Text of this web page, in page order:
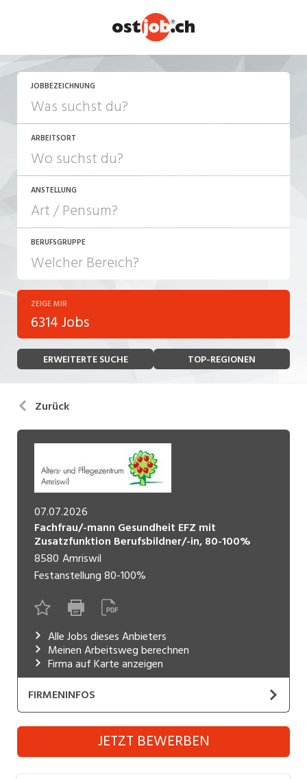
JOBBEZEICHNUNG
ARBEITSORT
ANSTELLUNG
JOB-TYP
Festanstellung
Temporär (befristet)
Freelance
Praktikum
Lehrstelle
Ferienjob
POSITION
Führungsposition
Management / Kader
BERUFSGRUPPE
Bank, Versicherung
Bau, Handwerk, Elektro
Bildung, Kunst, Design, Soziale Berufe, Sport
Einkauf, Logistik, Transport, Verkehr
Engineering, Technik, Architektur
Finanzen, Controlling, Treuhand, Recht
Gartenbau, Landwirtschaft, Forstwirtschaft
Gastronomie, Hotellerie, Tourismus,
Lebensmittel
Immobilien, Facility Management, Reinigung
Industrie, Maschinenbau, Anlagenbau,
Produktion
Informatik, Telekommunikation
Kaufm. Berufe, Kundendienst, Verwaltung
Körperpflege, Wellness
Marketing, Kommunikation, Medien, Druck
ZEIGE MIR
6314 Jobs
ERWEITERTE SUCHE TOP-REGIONEN
Zurück
07.07.2026
Fachfrau/-mann Gesundheit EFZ mit
Zusatzfunktion Berufsbildner/-in, 80-100%
8580 Amriswil
Festanstellung80-100%
Alle Jobs dieses Anbieters
Meinen Arbeitsweg berechnen
Firma auf Karte anzeigen
FIRMENINFOS
Alters- und Pflegezentrum Amriswil
JETZT BEWERBEN